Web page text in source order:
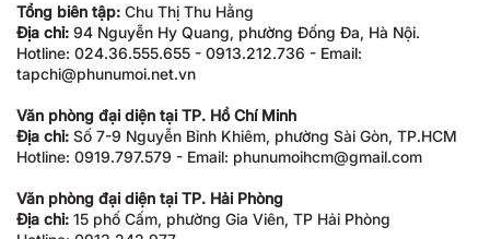
Tổng biên tập: Chu Thị Thu Hằng
Địa chỉ: 94 Nguyễn Hy Quang, phường Đống Đa, Hà Nội.
Hotline: 024.36.555.655 - 0913.212.736 - Email:
tapchi@phunumoi.net.vn
Văn phòng đại diện tại TP. Hồ Chí Minh
Địa chỉ: Số 7-9 Nguyễn Bỉnh Khiêm, phường Sài Gòn, TP.HCM
Hotline: 0919.797.579 - Email: phunumoihcm@gmail.com
Văn phòng đại diện tại TP. Hải Phòng
Địa chỉ: 15 phố Cấm, phường Gia Viên, TP Hải Phòng